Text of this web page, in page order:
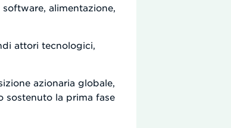
alimentazione,
attori tecnologici,
azionaria globale,
sostenuto la prima fase